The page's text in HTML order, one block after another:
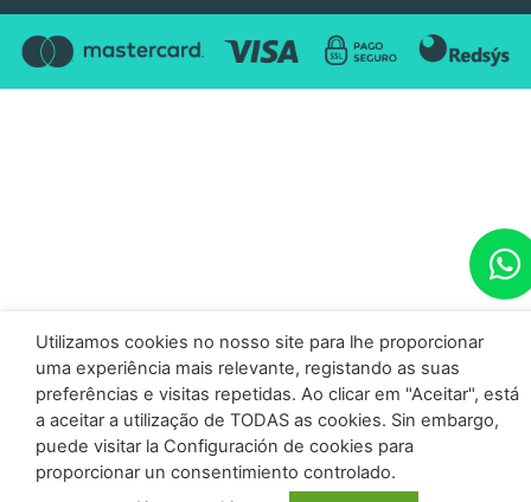
Utilizamos cookies no nosso site para lhe proporcionar
uma experiência mais relevante, registando as suas
preferências e visitas repetidas. Ao clicar em "Aceitar", está
a aceitar a utilização de TODAS as cookies. Sin embargo,
puede visitar la Configuración de cookies para
proporcionar un consentimiento controlado.